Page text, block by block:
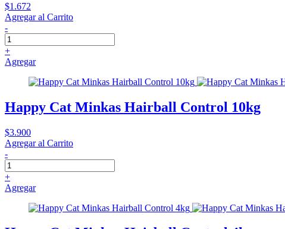
$1.672
Agregar al Carrito
-
+
Agregar
Happy Cat Minkas Hairball Control 10kg
$3.900
Agregar al Carrito
-
+
Agregar